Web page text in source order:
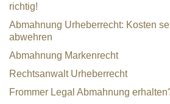
richtig!
Abmahnung Urheberrecht: Kosten
abwehren
Abmahnung Markenrecht
Rechtsanwalt Urheberrecht
Frommer Legal Abmahnung